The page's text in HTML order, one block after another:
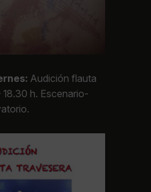
Audición flauta
18.30 h. Escenario-